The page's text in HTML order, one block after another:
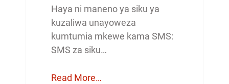
Haya ni maneno ya siku ya
kuzaliwa unayoweza
kumtumia mkewe kama SMS:
SMS za siku…
Read More…